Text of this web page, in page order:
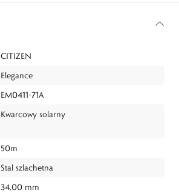
CITIZEN
Elegance
EM0411-71A
Kwarcowy solarny
50m
Stal szlachetna
34,00 mm